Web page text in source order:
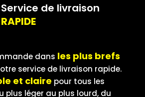
Service de livraison
RAPIDE
dans les plus brefs
service de livraison rapide.
et claire pour tous les
plus léger au plus lourd, du